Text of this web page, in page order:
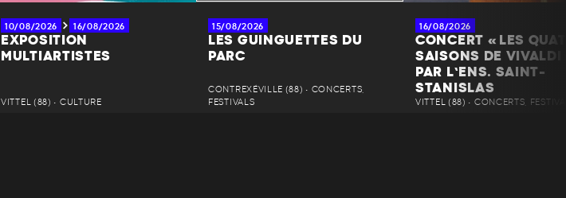
10/08/2026 16/08/2026
EXPOSITION
MULTIARTISTES
VITTEL (88) • CULTURE
15/08/2026
LES GUINGUETTES DU
PARC
CONTREXÉVILLE (88) • CONCERTS,
FESTIVALS
16/08/2026
CONCERT « LES
SAISONS DE VIVALDI
PAR L’ENS. SAINT-
STANISLAS
VITTEL (88) • CONCERTS,